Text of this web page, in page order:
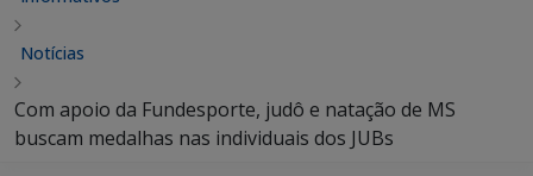
Notícias
Com apoio da Fundesporte, judô e natação de MS
buscam medalhas nas individuais dos JUBs